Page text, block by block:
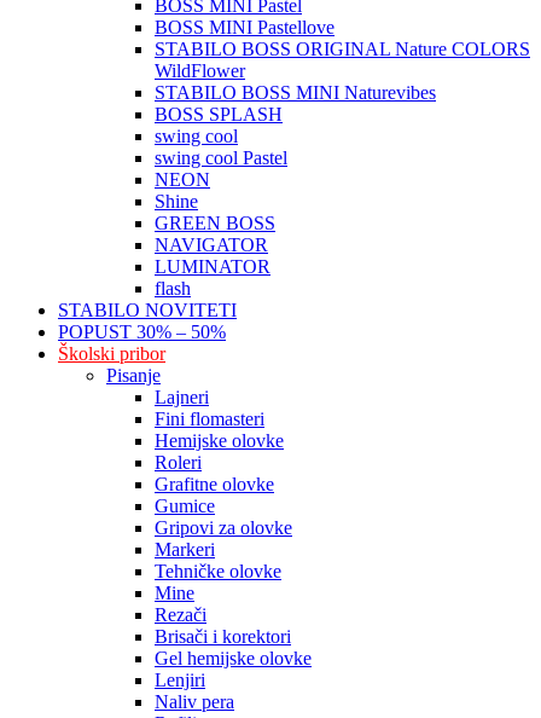
BOSS MINI Pastel
BOSS MINI Pastellove
STABILO BOSS ORIGINAL Nature COLORS
WildFlower
STABILO BOSS MINI Naturevibes
BOSS SPLASH
swing cool
swing cool Pastel
NEON
Shine
GREEN BOSS
NAVIGATOR
LUMINATOR
flash
STABILO NOVITETI
POPUST 30% – 50%
Školski pribor
Pisanje
Lajneri
Fini flomasteri
Hemijske olovke
Roleri
Grafitne olovke
Gumice
Gripovi za olovke
Markeri
Tehničke olovke
Mine
Rezači
Brisači i korektori
Gel hemijske olovke
Lenjiri
Naliv pera